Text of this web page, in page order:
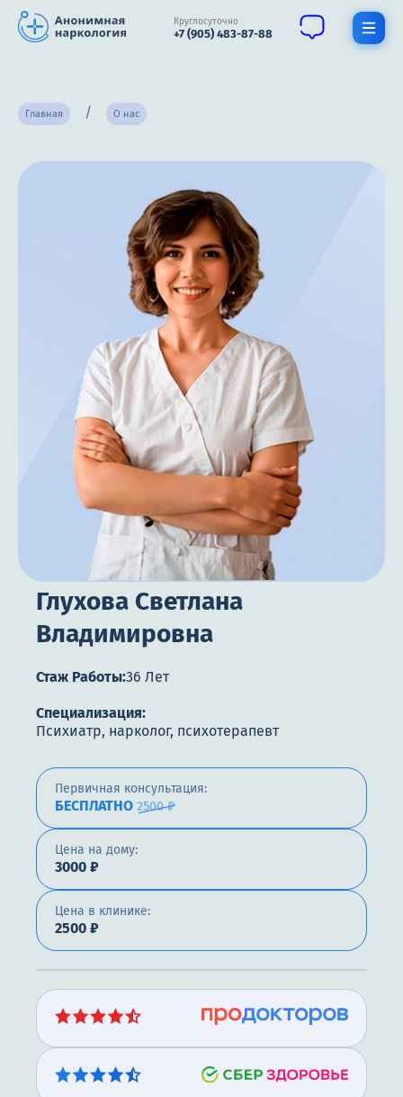
Круглосуточно
+7 (905) 483-87-88
Терапия
Контакты
Круглосуточно, анонимно
+7 (905) 483-87-88
Адрес call-центра
Москва, 1-й Новокузнецкий переулок, 10с1
Главная О нас
Глухова Светлана
Владимировна
Стаж Работы:36 Лет
Специализация:
Психиатр, нарколог, психотерапевт
Первичная консультация:
БЕСПЛАТНО 2500 ₽
Цена на дому:
3000 ₽
Цена в клинике:
2500 ₽